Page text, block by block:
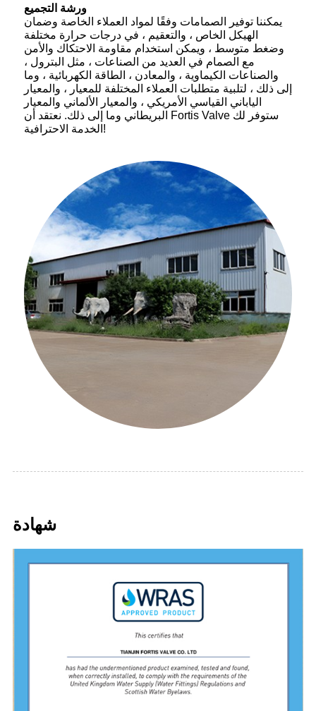
ورشة التجميع
يمكننا توفير الصمامات وفقًا لمواد العملاء الخاصة وضمان
الهيكل الخاص ، والتعقيم ، في درجات حرارة مختلفة
وضغط متوسط ​​، ويمكن استخدام مقاومة الاحتكاك والأمن
مع الصمام في العديد من الصناعات ، مثل البترول ،
والصناعات الكيماوية ، والمعادن ، الطاقة الكهربائية ، وما
إلى ذلك ، لتلبية متطلبات العملاء المختلفة للمعيار ، والمعيار
الياباني القياسي الأمريكي ، والمعيار الألماني والمعيار
البريطاني وما إلى ذلك. نعتقد أن Fortis Valve ستوفر لك
الخدمة الاحترافية!
شهادة